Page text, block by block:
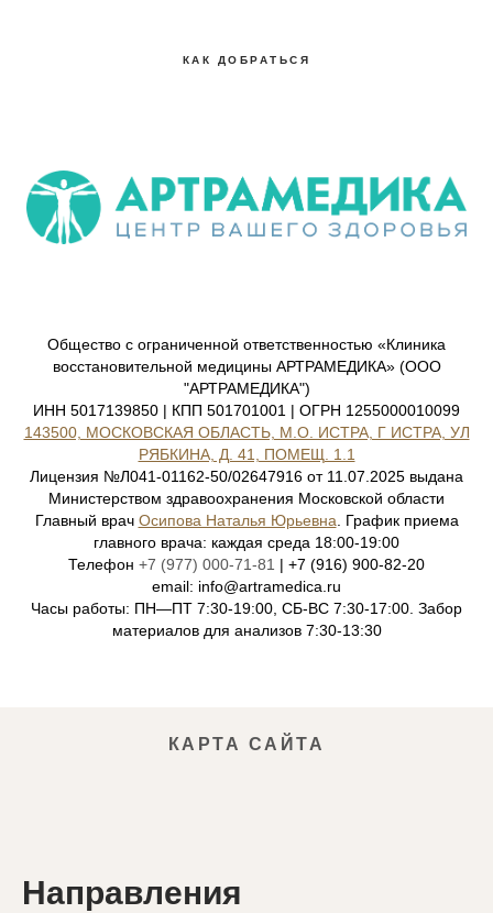
КАК ДОБРАТЬСЯ
Общество с ограниченной ответственностью «Клиника
восстановительной медицины АРТРАМЕДИКА» (ООО
"АРТРАМЕДИКА")
ИНН 5017139850 | КПП 501701001 | ОГРН 1255000010099
143500, МОСКОВСКАЯ ОБЛАСТЬ, М.О. ИСТРА, Г ИСТРА, УЛ
РЯБКИНА, Д. 41, ПОМЕЩ. 1.1
Лицензия №Л041-01162-50/02647916 от 11.07.2025 выдана
Министерством здравоохранения Московской области
Главный врач Осипова Наталья Юрьевна . График приема
главного врача: каждая среда 18:00-19:00
Телефон +7 (977) 000-71-81 | +7 (916) 900-82-20
email: info@artramedica.ru
Часы работы: ПН—ПТ 7:30-19:00, СБ-ВС 7:30-17:00. Забор
материалов для анализов 7:30-13:30
КАРТА САЙТА
Направления